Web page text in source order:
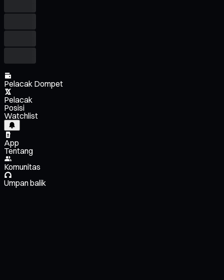
Pelacak Dompet
Pelacak
Posisi
Watchlist
App
Tentang
Komunitas
Umpan balik